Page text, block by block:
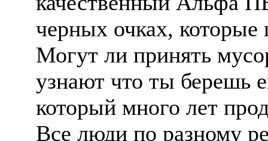
черных очках,
Могут ли принять
узнают что ты берешь
который много лет
Все люди по разному